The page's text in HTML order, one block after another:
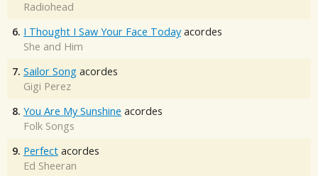
Radiohead
6. I Thought I Saw Your Face Today acordes
She and Him
7. Sailor Song acordes
Gigi Perez
8. You Are My Sunshine acordes
Folk Songs
9. Perfect acordes
Ed Sheeran